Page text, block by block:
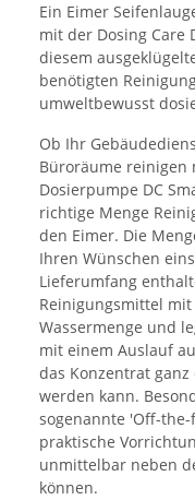
Ein Eimer
mit der Dosing Care
diesem
benötigten
umweltbewusst
Ob Ihr
Büroräume reinigen
Dosierpumpe DC
richtige Menge
den Eimer. Die
Ihren Wünschen
Lieferumfang
Reinigungsmittel
Wassermenge und
mit einem Auslauf
das Konzentrat
werden kann.
sogenannte 'Off-
praktische
unmittelbar neben
können.